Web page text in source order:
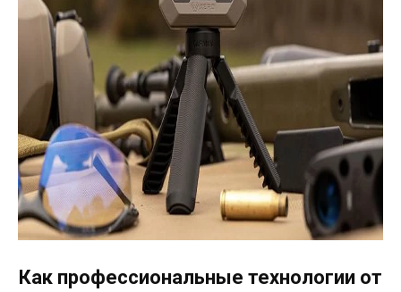
Как профессиональные технологии от